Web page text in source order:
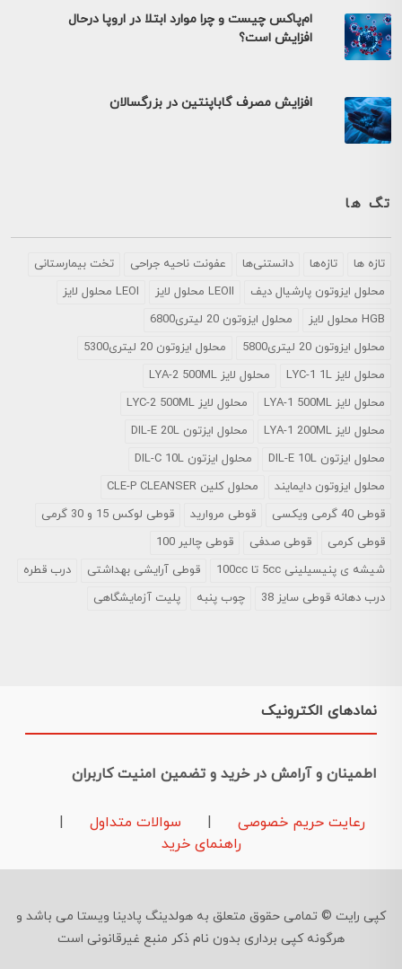
ام‌پاکس چیست و چرا موارد ابتلا در اروپا درحال
افزایش است؟
افزایش مصرف گاباپنتین در بزرگسالان
تگ ها
تازه ها تازه‌ها دانستنی‌ها عفونت ناحیه جراحی
تخت بیمارستانی
محلول ايزوتون پارشيال ديف
LEOII محلول لایز
LEOI محلول لایز
HGB محلول لایز
محلول ایزوتون 20 لیتری6800
محلول ایزوتون 20 لیتری5800
محلول ایزوتون 20 لیتری5300
محلول لایز LYC-1 1L
محلول لایز LYA-2 500ML
محلول لایز LYA-1 500ML
محلول لایز LYC-2 500ML
محلول لایز LYA-1 200ML
محلول ایزتون DIL-E 20L
محلول ایزتون DIL-E 10L
محلول ایزتون DIL-C 10L
محلول ایزوتون دایمایند
محلول کلین CLE-P CLEANSER
قوطی 40 گرمی ویکسی
قوطی مروارید
قوطی لوکس 15 و 30 گرمی
قوطی کرمی
قوطی صدفی
قوطی چالیر 100
شیشه ی پنیسیلینی 5cc تا 100cc
قوطی آرایشی بهداشتی
درب قطره
درب دهانه قوطی سایز 38
چوب پنبه پلیت آزمایشگاهی
نمادهای الکترونیک
اطمینان و آرامش در خرید و تضمین امنیت کاربران
رعایت حریم خصوصی سوالات متداول
راهنمای خرید
کپی رایت © تمامی حقوق متعلق به هولدینگ پادینا ویستا می باشد و
هرگونه کپی برداری بدون نام ذکر منبع غیرقانونی است